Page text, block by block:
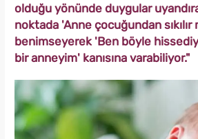
olduğu yönünde duygular
noktada 'Anne çocuğundan sıkılır
benimseyerek 'Ben böyle
bir anneyim' kanısına varabiliyor."